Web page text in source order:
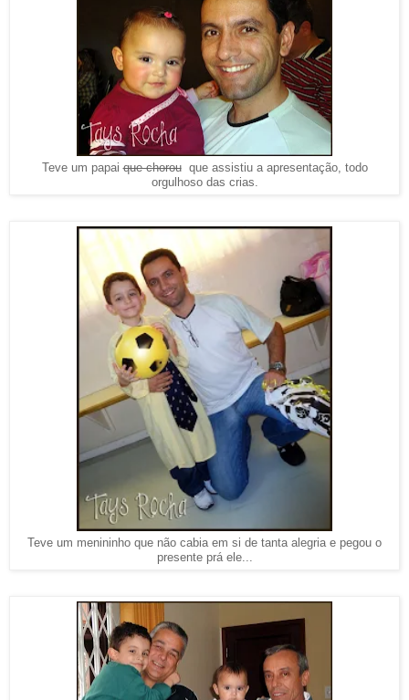
Teve um papaique chorouque assistiu a apresentação, todo
orgulhoso das crias.
Teve um menininho que não cabia em si de tanta alegria e pegou o
presente prá ele...